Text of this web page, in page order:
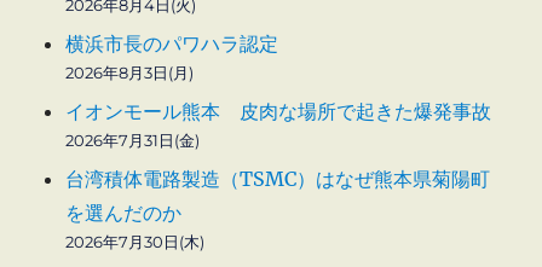
2026年8月4日(火)
横浜市長のパワハラ認定
2026年8月3日(月)
イオンモール熊本 皮肉な場所で起きた爆発事故
2026年7月31日(金)
台湾積体電路製造（TSMC）はなぜ熊本県菊陽町
を選んだのか
2026年7月30日(木)